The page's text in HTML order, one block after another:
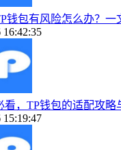
钱包有风险怎么办？一
16:42:35
看，TP钱包的适配攻略
15:19:47